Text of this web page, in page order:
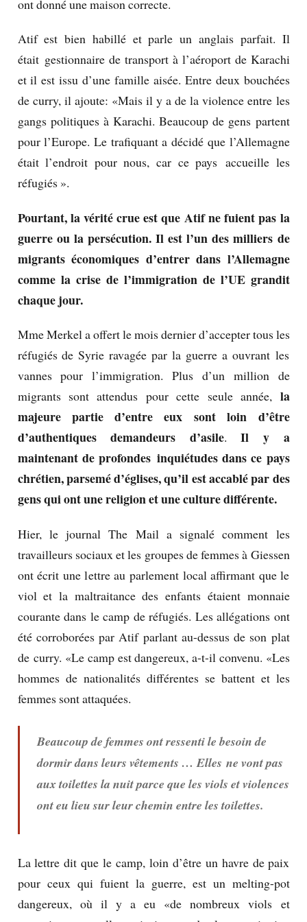
ont donné une maison correcte.
Atif est bien habillé et parle un anglais parfait. Il
était gestionnaire de transport à l’aéroport de Karachi
et il est issu d’une famille aisée. Entre deux bouchées
de curry, il ajoute: «Mais il y a de la violence entre les
gangs politiques à Karachi. Beaucoup de gens partent
pour l’Europe. Le trafiquant a décidé que l’Allemagne
était l’endroit pour nous, car ce pays accueille les
réfugiés ».
Pourtant, la vérité crue est que Atif ne fuient pas la
guerre ou la persécution. Il est l’un des milliers de
migrants économiques d’entrer dans l’Allemagne
comme la crise de l’immigration de l’UE grandit
chaque jour.
Mme Merkel a offert le mois dernier d’accepter tous les
réfugiés de Syrie ravagée par la guerre a ouvrant les
vannes pour l’immigration. Plus d’un million de
migrants sont attendus pour cette seule année, la
majeure partie d’entre eux sont loin d’être
d’authentiques demandeurs d’asile.
Il y a
maintenant de profondes inquiétudes dans ce pays
chrétien, parsemé d’églises, qu’il est accablé par des
gens qui ont une religion et une culture différente.
Hier, le journal The Mail a signalé comment les
travailleurs sociaux et les groupes de femmes à Giessen
ont écrit une lettre au parlement local affirmant que le
viol et la maltraitance des enfants étaient monnaie
courante dans le camp de réfugiés. Les allégations ont
été corroborées par Atif parlant au-dessus de son plat
de curry. «Le camp est dangereux, a-t-il convenu. «Les
hommes de nationalités différentes se battent et les
femmes sont attaquées.
Beaucoup de femmes ont ressenti le besoin de
dormir dans leurs vêtements … Elles ne vont pas
aux toilettes la nuit parce que les viols et violences
ont eu lieu sur leur chemin entre les toilettes.
La lettre dit que le camp, loin d’être un havre de paix
pour ceux qui fuient la guerre, est un melting-pot
dangereux, où il y a eu «de nombreux viols et